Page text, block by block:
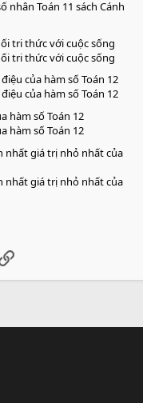
nhân Toán 11 sách Cánh
tri thức với cuộc sống
tri thức với cuộc sống
của hàm số Toán 12
của hàm số Toán 12
hàm số Toán 12
hàm số Toán 12
nhất giá trị nhỏ nhất của
nhất giá trị nhỏ nhất của
Link